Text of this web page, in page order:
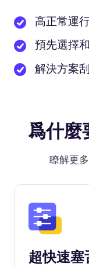
高正常運
預先選擇
解決方案
爲什麼
瞭解更
超快速塞